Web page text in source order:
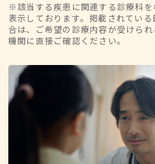
※該当する疾患に関連する診療科
表示しております。掲載されてい
合は、ご希望の診療内容が受けら
機関に直接ご確認ください。